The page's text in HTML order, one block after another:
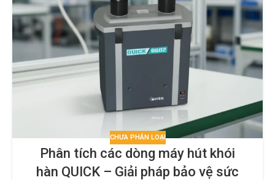
CHƯA PHÂN LOẠI
Phân tích các dòng máy hút khói
hàn QUICK – Giải pháp bảo vệ sức